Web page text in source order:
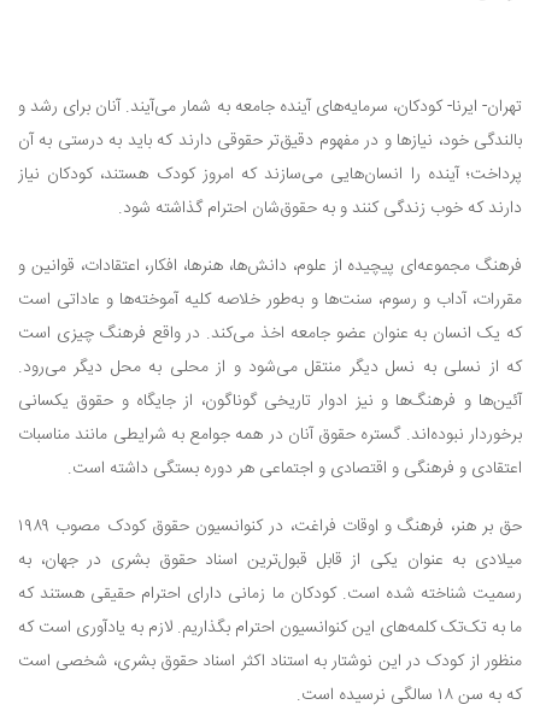
تهران- ایرنا- کودکان، سرمایه‌های آینده جامعه به شمار می‌آیند. آنان برای رشد و
بالندگی خود، نیازها و در مفهوم دقیق‌تر حقوقی دارند که باید به درستی به آن
پرداخت؛ آینده را انسان‌هایی می‌سازند که امروز کودک‌ هستند، کودکان نیاز
دارند که خوب زندگی کنند و به حقوق‌شان احترام گذاشته شود.
فرهنگ مجموعه‌ای پیچیده از علوم، دانش‌ها، هنرها، افکار، اعتقادات، قوانین و
مقررات، آداب و رسوم، سنت‌ها و به‌طور خلاصه کلیه آموخته‌ها و عاداتی است
که یک انسان به عنوان عضو جامعه اخذ می‌کند. در واقع فرهنگ چیزی است
که از نسلی به نسل دیگر منتقل می‌شود و از محلی به محل دیگر می‌رود.
آئین‌ها و فرهنگ‌ها و نیز ادوار تاریخی گوناگون، از جایگاه و حقوق یکسانی
برخوردار نبوده‌اند. گستره حقوق آنان در همه جوامع به شرایطی مانند مناسبات
اعتقادی و فرهنگی و اقتصادی و اجتماعی هر دوره بستگی داشته است.
حق بر هنر، فرهنگ و اوقات فراغت، در کنوانسیون حقوق کودک مصوب ۱۹۸۹
میلادی به عنوان یکی از قابل قبول‌ترین اسناد حقوق بشری در جهان، به
رسمیت شناخته شده است. کودکان ما زمانی دارای احترام حقیقی هستند که
ما به تک‌تک کلمه‌های این کنوانسیون احترام بگذاریم. لازم به یادآوری است که
منظور از کودک در این نوشتار به استناد اکثر اسناد حقوق بشری، شخصی است
که به سن ۱۸ سالگی نرسیده است.